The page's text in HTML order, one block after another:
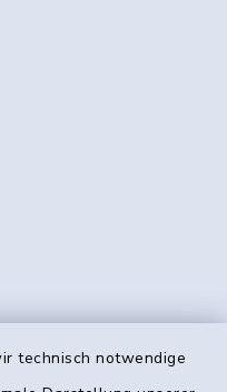
technisch notwendige